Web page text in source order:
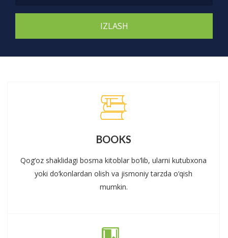
BOOKS
Qog‘oz shaklidagi bosma kitoblar bo‘lib, ularni kutubxona
yoki do‘konlardan olish va jismoniy tarzda o‘qish
mumkin.